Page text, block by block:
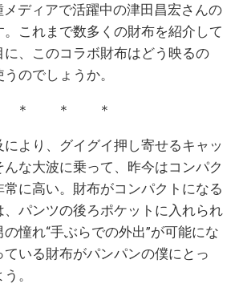
メディアで活躍中の津田昌宏さんの
これまで数多くの財布を紹介して
に、このコラボ財布はどう映るの
のでしょうか。
＊ ＊ ＊
より、グイグイ押し寄せるキャッ
な大波に乗って、昨今はコンパク
常に高い。財布がコンパクトになる
パンツの後ろポケットに入れられ
憧れ“手ぶらでの外出”が可能にな
ている財布がパンパンの僕にとっ
。